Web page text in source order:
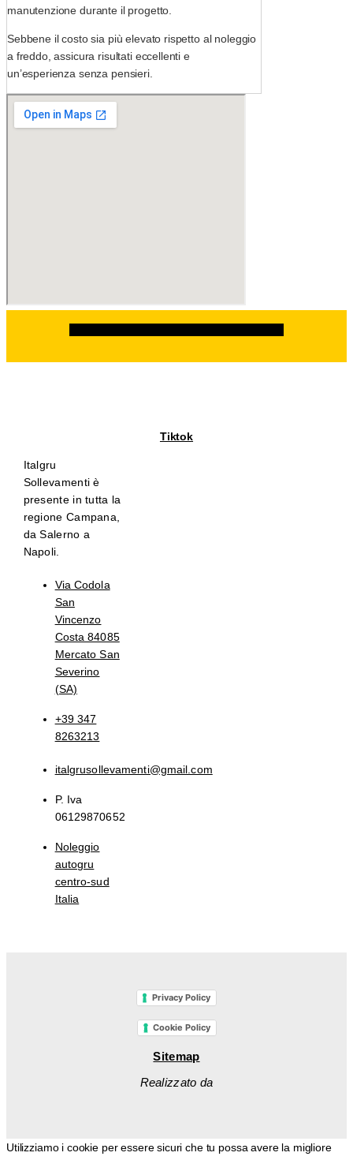
manutenzione durante il progetto.
Sebbene il costo sia più elevato rispetto al noleggio
a freddo, assicura risultati eccellenti e
un’esperienza senza pensieri.
Tiktok
Italgru
Sollevamenti è
presente in tutta la
regione Campana,
da Salerno a
Napoli.
Via Codola
San
Vincenzo
Costa 84085
Mercato San
Severino
(SA)
+39 347
8263213
italgrusollevamenti@gmail.com
P. Iva
06129870652
Noleggio
autogru
centro-sud
Italia
Privacy Policy
Cookie Policy
Sitemap
Realizzato da
Utilizziamo i cookie per essere sicuri che tu possa avere la migliore